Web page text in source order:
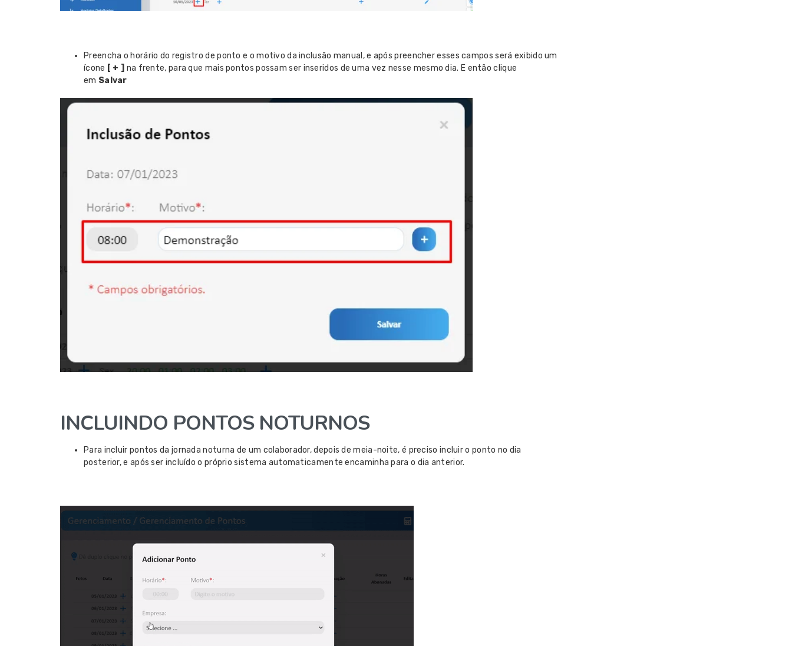
Preencha o horário do registro de ponto e o motivo da inclusão manual, e após preencher esses campos será exibido um
ícone [ + ] na frente, para que mais pontos possam ser inseridos de uma vez nesse mesmo dia. E então clique
em Salvar
INCLUINDO PONTOS NOTURNOS
Para incluir pontos da jornada noturna de um colaborador, depois de meia-noite, é preciso incluir o ponto no dia
posterior, e após ser incluído o próprio sistema automaticamente encaminha para o dia anterior.